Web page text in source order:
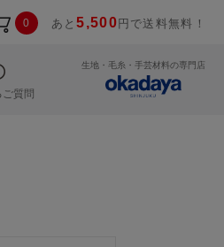
0 あと5,500 円で送料無料！
質問
生地・毛糸・手芸材料の専門店